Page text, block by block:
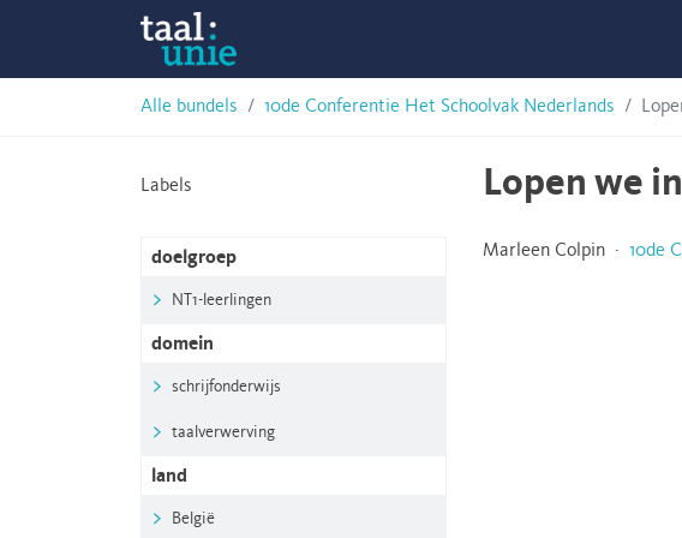
Alle bundels 10de Conferentie Het Schoolvak Nederlands
Lopen we
Marleen Colpin · 10de
Labels
doelgroep
NT1-leerlingen
domein
schrijfonderwijs
taalverwerving
land
België